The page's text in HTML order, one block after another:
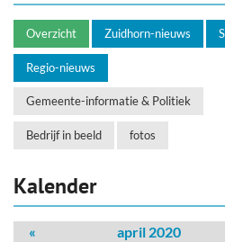
Overzicht Zuidhorn-nieuws
Regio-nieuws
Gemeente-informatie & Politiek
Bedrijf in beeld fotos
Kalender
« april 2020